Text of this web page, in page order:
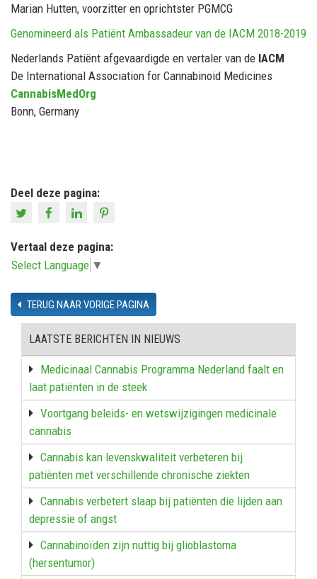
Marian Hutten, voorzitter en oprichtster PGMCG
Genomineerd als Patiënt Ambassadeur van de IACM 2018-2019
Nederlands Patiënt afgevaardigde en vertaler van de IACM
De International Association for Cannabinoid Medicines
CannabisMedOrg
Bonn, Germany
Deel deze pagina:
Vertaal deze pagina:
Select Language ▼
TERUG NAAR VORIGE PAGINA
LAATSTE BERICHTEN IN NIEUWS
Medicinaal Cannabis Programma Nederland faalt en
laat patiënten in de steek
Voortgang beleids- en wetswijzigingen medicinale
cannabis
Cannabis kan levenskwaliteit verbeteren bij
patiënten met verschillende chronische ziekten
Cannabis verbetert slaap bij patiënten die lijden aan
depressie of angst
Cannabinoïden zijn nuttig bij glioblastoma
(hersentumor)